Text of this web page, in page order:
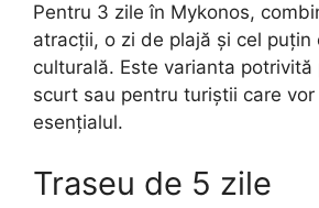
Pentru 3 zile în Mykonos,
atracții, o zi de plajă și cel puțin
culturală. Este varianta
scurt sau pentru turiștii care vor
esențialul.
Traseu de 5 zile